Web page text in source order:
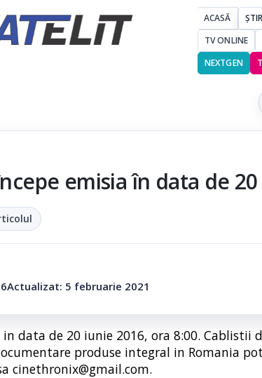
ACASĂ
TV ONLINE
NEXTGEN
emisia în data de
Actualizat: 5 februarie 2021
data de 20 iunie 2016, ora 8:00.
produse integral in Romania
cinethronix@gmail.com.